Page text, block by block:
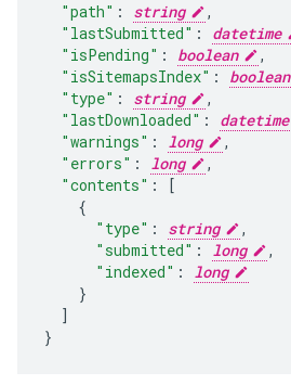
"path" : string
,
"lastSubmitted" : datetime
"isPending" : boolean
,
"isSitemapsIndex" : boolean
"type" : string
,
"lastDownloaded" : datetime
"warnings" : long
,
"errors" : long
,
"contents" :
[
"type" : string
,
"submitted" : long
,
"indexed" :
long
]
}